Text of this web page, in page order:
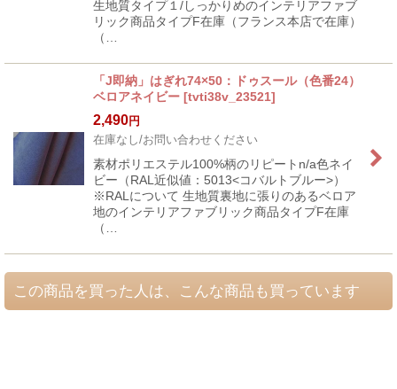
生地質タイプ１/しっかりめのインテリアファブ
リック商品タイプF在庫（フランス本店で在庫）
（…
「J即納」はぎれ74×50：ドゥスール（色番24）
ベロアネイビー [tvti38v_23521]
2,490円
在庫なし/お問い合わせください
素材ポリエステル100%柄のリピートn/a色ネイ
ビー（RAL近似値：5013<コバルトブルー>）
※RALについて 生地質裏地に張りのあるベロア
地のインテリアファブリック商品タイプF在庫
（…
この商品を買った人は、こんな商品も買っています